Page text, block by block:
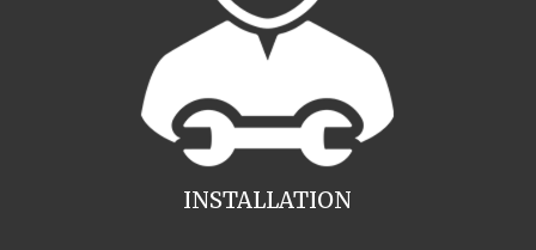
INSTALLATION